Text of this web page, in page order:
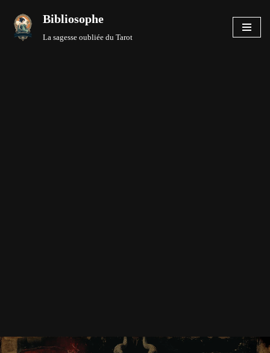
Aller
Bibliosophe
La sagesse oubliée du Tarot